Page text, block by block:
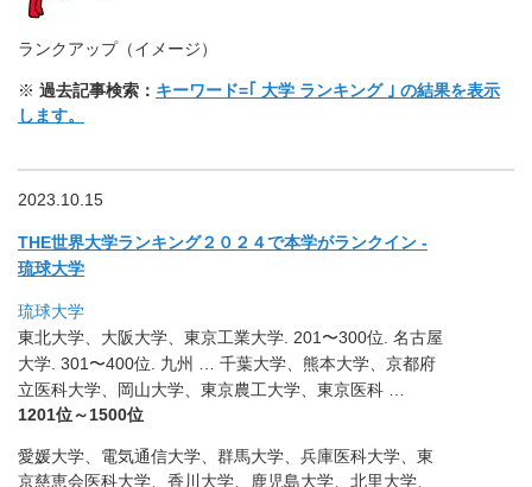
ランクアップ（イメージ）
※ 過去記事検索： キーワード=｢ 大学 ランキング ｣ の結果を表示
します。
2023.10.15
THE世界大学ランキング２０２４で本学がランクイン -
琉球大学
琉球大学
東北大学、大阪大学、東京工業大学. 201〜300位. 名古屋
大学. 301〜400位. 九州 … 千葉大学、熊本大学、京都府
立医科大学、岡山大学、東京農工大学 、東京医科 …
1201位～1500位
愛媛大学、電気通信大学、群馬大学、兵庫医科大学、東
京慈恵会医科大学、香川大学、鹿児島大学、北里大学、